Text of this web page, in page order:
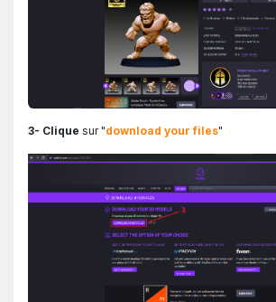
3- Clique sur "download your files"